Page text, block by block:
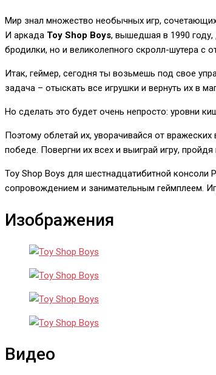
Мир знал множество необычных игр,
И аркада Toy Shop Boys, вышедшая в 1990 году,
бродилки, но и великолепного скролл-шутера с
Итак, геймер, сегодня ты возьмешь под свое
задача – отыскать все игрушки и вернуть их в
Но сделать это будет очень непросто: уровни
Поэтому облетай их, уворачивайся от
победе. Повергни их всех и выиграй игру,
Toy Shop Boys для шестнадцатибитной консоли
сопровождением и занимательным геймплеем.
Изображения
Видео